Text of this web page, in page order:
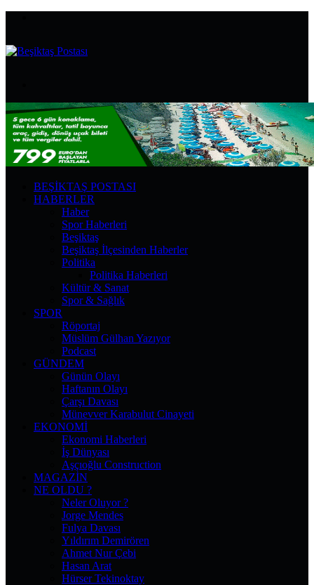
...
BEŞIKTAŞ POSTASI
HABERLER
Haber
Spor Haberleri
Beşiktaş
Beşiktaş İlçesinden Haberler
Politika
Politika Haberleri
Kültür & Sanat
Spor & Sağlık
SPOR
Röportaj
Müslüm Gülhan Yazıyor
Podcast
GÜNDEM
Günün Olayı
Haftanın Olayı
Çarşı Davası
Münevver Karabulut Cinayeti
EKONOMI
Ekonomi Haberleri
İş Dünyası
Aşçıoğlu Construction
MAGAZIN
NE OLDU ?
Neler Oluyor ?
Jorge Mendes
Fulya Davası
Yıldırım Demirören
Ahmet Nur Çebi
Hasan Arat
Hürser Tekinoktay